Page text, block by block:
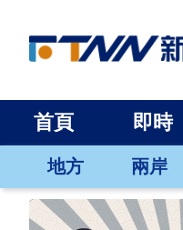
首頁 即時
地方 兩岸